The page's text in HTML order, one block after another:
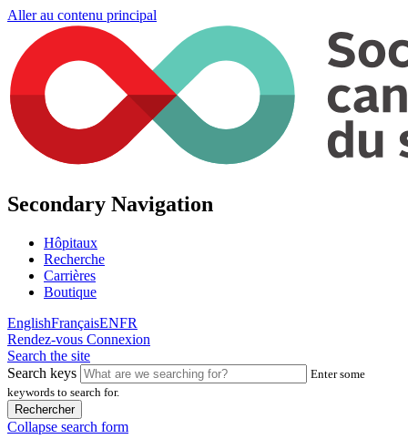
Aller au contenu principal
Secondary Navigation
Hôpitaux
Recherche
Carrières
Boutique
EnglishFrançaisENFR
Rendez-vous Connexion
Search the site
Search keys
Enter some
keywords to search for.
Collapse search form